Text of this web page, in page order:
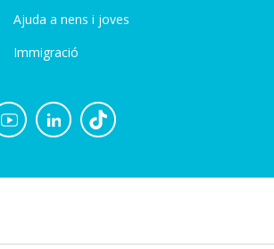
Ajuda a nens i joves
Immigració